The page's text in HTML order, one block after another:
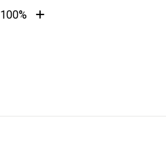
100%
Tekst